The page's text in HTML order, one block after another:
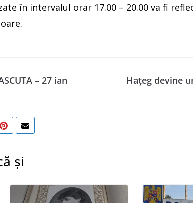
în intervalul orar 17.00 – 20.00 va fi
– 27 ian
Hațeg devine
și